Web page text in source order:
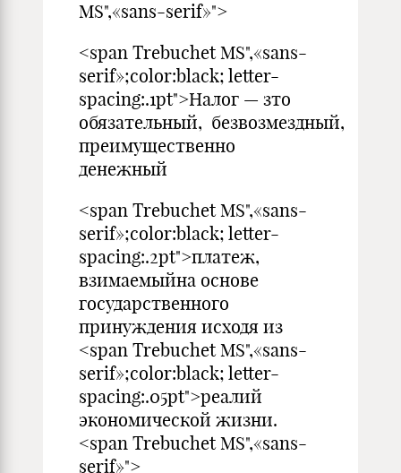
MS",«sans-serif»">
<span Trebuchet MS",«sans-
serif»;color:black; letter-
spacing:.1pt">Налог — зто
обязательный, безвозмездный,
преимущественно
денежный
<span Trebuchet MS",«sans-
serif»;color:black; letter-
spacing:.2pt">платеж,
взимаемыйна основе
государственного
принуждения исходя из
<span Trebuchet MS",«sans-
serif»;color:black; letter-
spacing:.05pt">реалий
экономической жизни.
<span Trebuchet MS",«sans-
serif»">